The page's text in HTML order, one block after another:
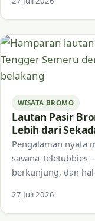
WISATA BROMO
Lautan Pasir
Lebih dari
Pengalaman nyata
savana
berkunjung, dan
27 Juli 2026